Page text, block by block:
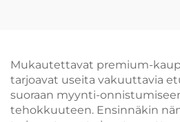
Mukautettavat premium-
tarjoavat useita vakuuttavia
suoraan myynti-
tehokkuuteen. Ensinnäkin